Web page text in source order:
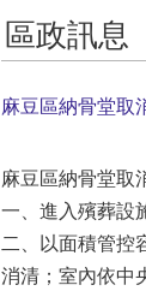
區政訊息
麻豆區納骨堂取
麻豆區納骨堂取
一、進入殯葬設
二、以面積管控
消清；室內依中